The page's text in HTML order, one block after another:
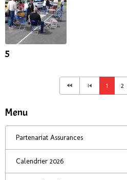
5
1 2
Menu
Partenariat Assurances
Calendrier 2026